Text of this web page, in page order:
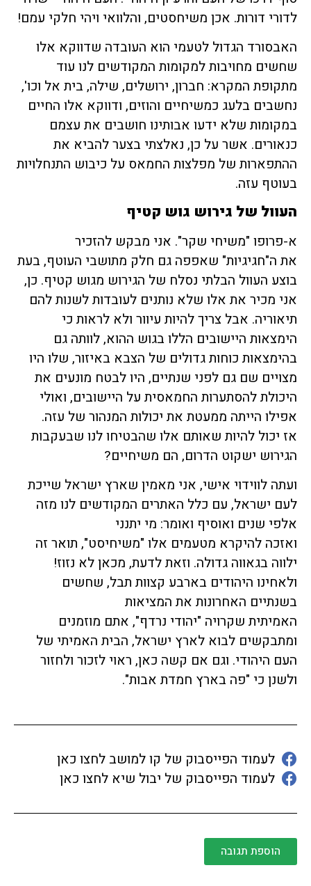
לדורי דורות. אכן משיחסטים, והלוואי ויהי חלקי עמם!
האבסורד הגדול לטעמי הוא העובדה שדווקא אלו
שחשים מחויבות למקומות המקודשים לנו עוד
מתקופת המקרא: חברון, ירושלים, שילה, בית אל וכו',
נחשבים בלעג כמשיחיים והוזים, ודווקא אלו החיים
במקומות שלא ידעו אבותינו חושבים את עצמם
כנאורים. אשר על כן, נאלצתי בצער להביא את
ההתפארות של מפלצות החמאס על כיבוש התנחלויות
בעוטף עזה.
העוול של גירוש גוש קטיף
א-פרופו "משיחי שקר". אני מבקש להזכיר
את ה"חגיגיות" שאפפה גם חלק מתושבי העוטף, בעת
בוצע העוול הבלתי נסלח של הגירוש מגוש קטיף. כן,
אני מכיר את אלו שלא נותנים לעובדות לשנות להם
תיאוריה. אבל צריך להיות עיוור ולא לראות כי
הימצאות היישובים הללו בגוש ההוא, לוותה גם
בהימצאות כוחות גדולים של הצבא באיזור, שלו היו
מצויים שם גם לפני שנתיים, היו לבטח מונעים את
היכולת להסתערות החמאסית על היישובים, ואולי
אפילו הייתה ממעטת את יכולות המנהור של עזה.
אז יכול להיות שאותם אלו שהבטיחו לנו שבעקבות
הגירוש ישקוט הדרום, הם משיחיים?
ועתה לווידוי אישי, אני מאמין שארץ ישראל שייכת
לעם ישראל, עם כלל האתרים המקודשים לנו מזה
אלפי שנים ואוסיף ואומר: מי יתנני
ואזכה להיקרא מטעמים אלו "משיחיסט", תואר זה
ילווה בגאווה גדולה. וזאת לדעת, מכאן לא נזוז!
ולאחינו היהודים בארבע קצוות תבל, שחשים
בשנתיים האחרונות את המציאות
האמיתית שקרויה "יהודי נרדף", אתם מוזמנים
ומתבקשים לבוא לארץ ישראל, הבית האמיתי של
העם היהודי. וגם אם קשה כאן, ראוי לזכור ולחזור
ולשנן כי "פה בארץ חמדת אבות".
לעמוד הפייסבוק של קו למושב לחצו כאן
לעמוד הפייסבוק של יבול שיא לחצו כאן
הוספת תגובה